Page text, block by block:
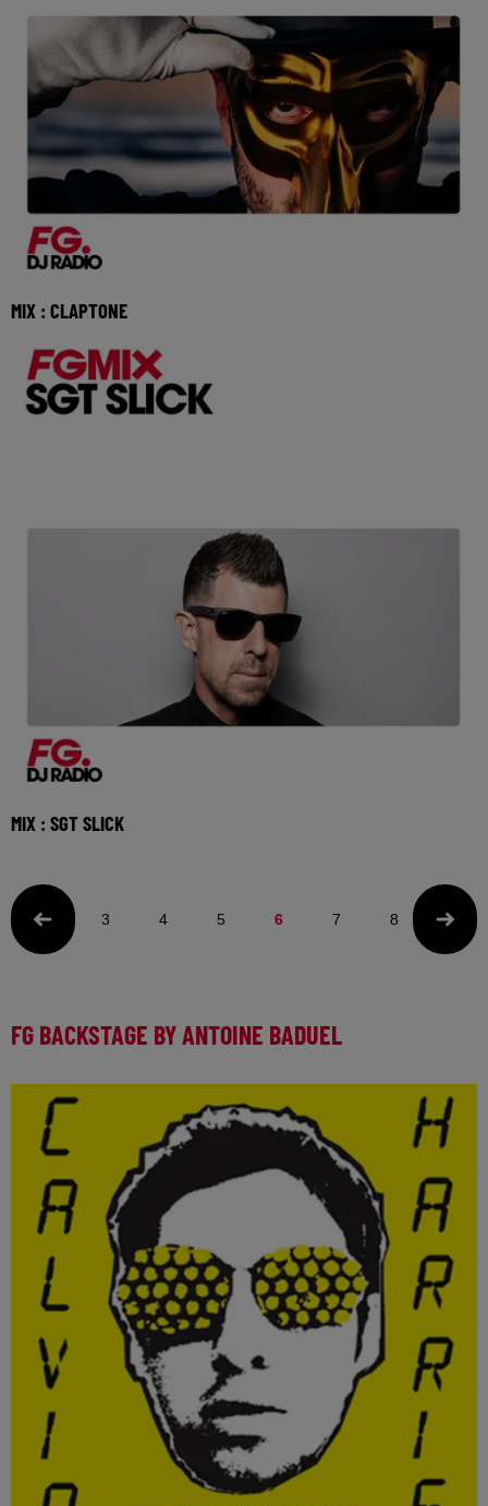
MIX : CLAPTONE
2026 🎧 Ecoutez Radio FG sur http://www.ra
MIX : SGT SLICK
3 4 5 6 7 8 9
FG BACKSTAGE BY ANTOINE BADUEL